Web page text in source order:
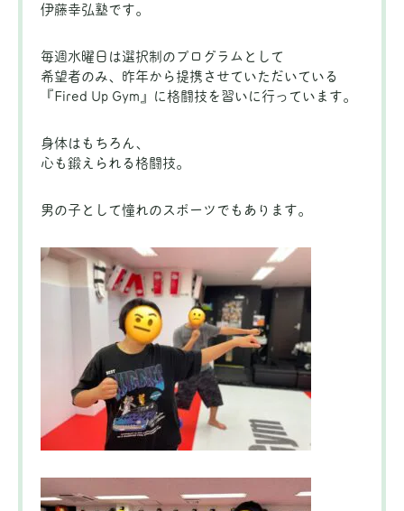
伊藤幸弘塾です。
毎週水曜日は選択制のプログラムとして
希望者のみ、昨年から提携させていただいている
『Fired Up Gym』に格闘技を習いに行っています。
身体はもちろん、
心も鍛えられる格闘技。
男の子として憧れのスポーツでもあります。